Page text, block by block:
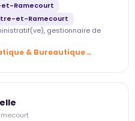
et-Ramecourt
et-Ramecourt
gestionnaire de
& Bureautique